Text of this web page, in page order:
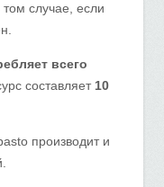
случае, если
всего
составляет 10
производит и